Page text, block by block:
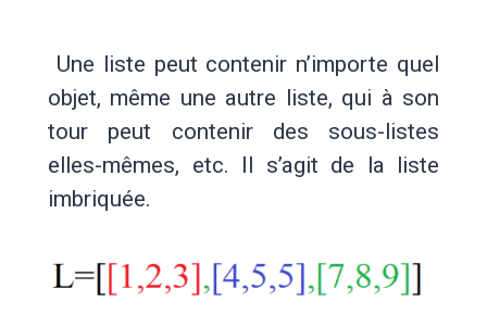
Une liste peut contenir n’importe quel
objet, même une autre liste, qui à son
tour peut contenir des sous-listes
elles-mêmes, etc. Il s’agit de la liste
imbriquée.